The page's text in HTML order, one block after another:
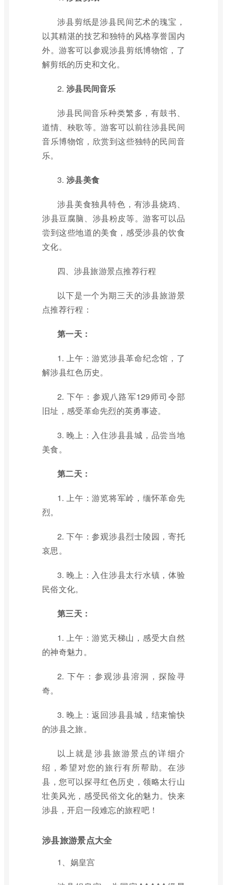
涉县剪纸是涉县民间艺术的瑰宝，
以其精湛的技艺和独特的风格享誉国内
外。游客可以参观涉县剪纸博物馆，了
解剪纸的历史和文化。
2. 涉县民间音乐
涉县民间音乐种类繁多，有鼓书、
道情、秧歌等。游客可以前往涉县民间
音乐博物馆，欣赏到这些独特的民间音
乐。
3. 涉县美食
涉县美食独具特色，有涉县烧鸡、
涉县豆腐脑、涉县粉皮等。游客可以品
尝到这些地道的美食，感受涉县的饮食
文化。
四、涉县旅游景点推荐行程
以下是一个为期三天的涉县旅游景
点推荐行程：
第一天：
1. 上午：游览涉县革命纪念馆，了
解涉县红色历史。
2. 下午：参观八路军129师司令部
旧址，感受革命先烈的英勇事迹。
3. 晚上：入住涉县县城，品尝当地
美食。
第二天：
1. 上午：游览将军岭，缅怀革命先
烈。
2. 下午：参观涉县烈士陵园，寄托
哀思。
3. 晚上：入住涉县太行水镇，体验
民俗文化。
第三天：
1. 上午：游览天梯山，感受大自然
的神奇魅力。
2. 下午：参观涉县溶洞，探险寻
奇。
3. 晚上：返回涉县县城，结束愉快
的涉县之旅。
以上就是涉县旅游景点的详细介
绍，希望对您的旅行有所帮助。在涉
县，您可以探寻红色历史，领略太行山
壮美风光，感受民俗文化的魅力。快来
涉县，开启一段难忘的旅程吧！
涉县旅游景点大全
1、娲皇宫